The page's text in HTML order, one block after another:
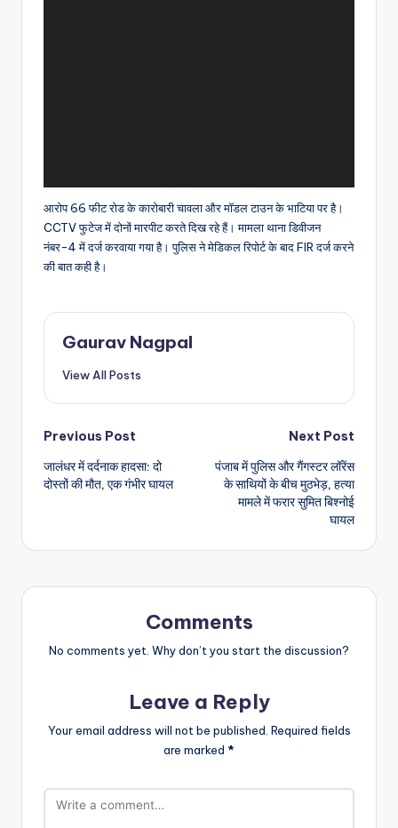
आरोप 66 फीट रोड के कारोबारी चावला और मॉडल टाउन के भाटिया पर है।
CCTV फुटेज में दोनों मारपीट करते दिख रहे हैं। मामला थाना डिवीजन
नंबर-4 में दर्ज करवाया गया है। पुलिस ने मेडिकल रिपोर्ट के बाद FIR दर्ज करने
की बात कही है।
Gaurav Nagpal
View All Posts
Post
navigation
Previous Post
जालंधर में दर्दनाक हादसा: दो
दोस्तों की मौत, एक गंभीर घायल
Next Post
पंजाब में पुलिस और गैंगस्टर लॉरेंस
के साथियों के बीच मुठभेड़, हत्या
मामले में फरार सुमित बिश्नोई
घायल
Comments
No comments yet. Why don’t you start the discussion?
Leave a Reply
Your email address will not be published. Required fields
are marked *